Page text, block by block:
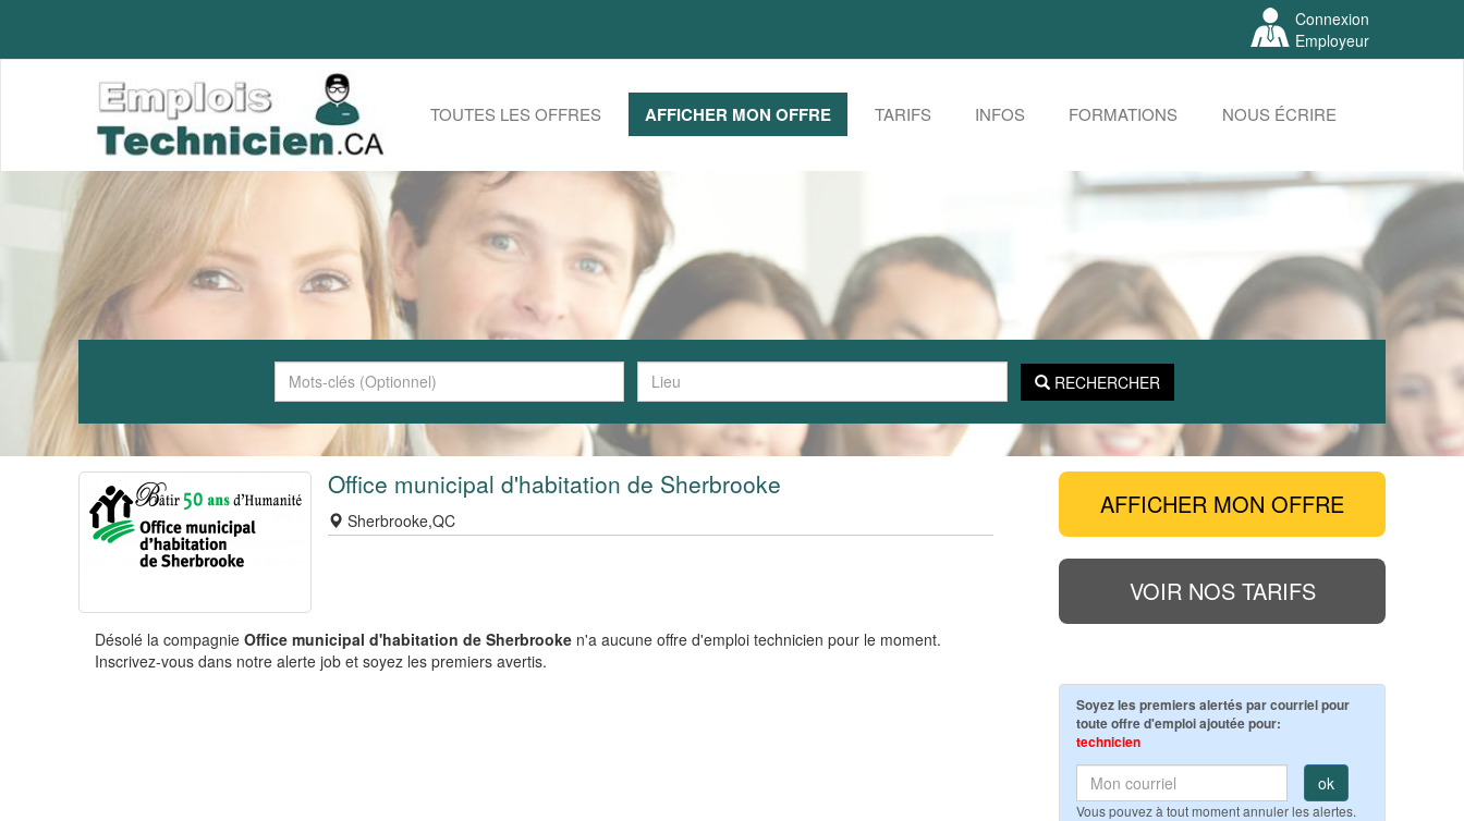
Connexion
Employeur
TOUTES LES OFFRES AFFICHER MON OFFRE TARIFS INFOS FORMATIONS NOUS ÉCRIRE
RECHERCHER
Office municipal d'habitation de Sherbrooke
Sherbrooke,QC
Désolé la compagnie Office municipal d'habitation de Sherbrooke n'a aucune offre d'emploi technicien pour le moment.
Inscrivez-vous dans notre alerte job et soyez les premiers avertis.
AFFICHER MON OFFRE
VOIR NOS TARIFS
Soyez les premiers alertés par courriel pour
toute offre d'emploi ajoutée pour:
technicien
ok
Vous pouvez à tout moment annuler les alertes.